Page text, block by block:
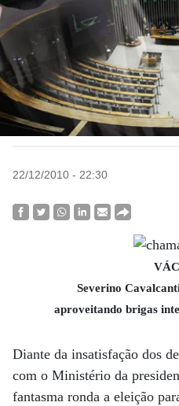
22/12/2010 - 22:30
Severino
aproveitando brigas
Diante da insatisfação dos
com o Ministério da
fantasma ronda a eleição